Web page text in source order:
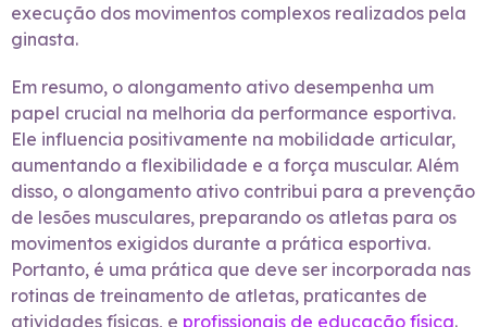
execução dos movimentos complexos realizados pela
ginasta.
Em resumo, o alongamento ativo desempenha um
papel crucial na melhoria da performance esportiva.
Ele influencia positivamente na mobilidade articular,
aumentando a flexibilidade e a força muscular. Além
disso, o alongamento ativo contribui para a prevenção
de lesões musculares, preparando os atletas para os
movimentos exigidos durante a prática esportiva.
Portanto, é uma prática que deve ser incorporada nas
rotinas de treinamento de atletas, praticantes de
atividades físicas, e profissionais de educação física.